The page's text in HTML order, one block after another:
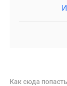
Как сюда